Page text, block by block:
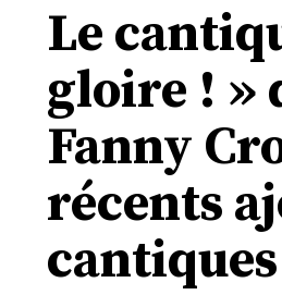
Le
gloire ! »
Fanny
récents
cantiques